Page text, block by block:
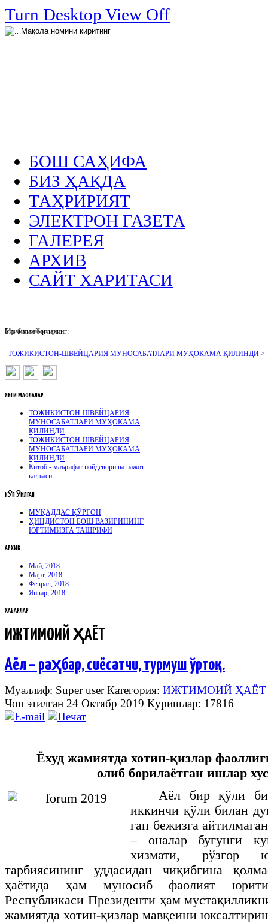
Turn Desktop View Off
.
БОШ САҲИФА
БИЗ ҲАҚДА
ТАҲРИРИЯТ
ЭЛЕКТРОН ГАЗЕТА
ГАЛЕРЕЯ
АРХИВ
САЙТ ХАРИТАСИ
Муҳим хабарлар :
ТОЖИКИСТОН-ШВЕЙЦАРИЯ МУНОСАБАТЛАРИ МУҲОКАМА ҚИЛИНДИ >
Биз билан боғланинг:
ЯНГИ МАҚОЛАЛАР
ТОЖИКИСТОН-ШВЕЙЦАРИЯ
МУНОСАБАТЛАРИ МУҲОКАМА
ҚИЛИНДИ
ТОЖИКИСТОН-ШВЕЙЦАРИЯ
МУНОСАБАТЛАРИ МУҲОКАМА
ҚИЛИНДИ
Китоб - маърифат пойдевори ва нажот
қалъаси
КӮП ӮҚИЛГАН
МУҚАДДАС ҚЎРҒОН
ҲИНДИСТОН БОШ ВАЗИРИНИНГ
ЮРТИМИЗГА ТАШРИФИ
АРХИВ
Май, 2018
Март, 2018
Феврал, 2018
Январ, 2018
ХАБАРЛАР
ИЖТИМОИЙ ҲАЁТ
Аёл – раҳбар, сиёсатчи, турмуш ўртоқ…
Муаллиф: Super userКатегория: ИЖТИМОИЙ ҲАЁТ
Чоп этилган 24 Октябр 2019 Кӯришлар: 17816
Ёхуд жамиятда хотин-қизлар
олиб борилаётган ишлар
Аёл бир қўли
иккинчи қўли билан
гап бежизга
– оналар бугунги
хизмати, рўзғор
тарбиясининг уддасидан чиқибгина
ҳаётида ҳам муносиб фаолият
Республикаси Президенти ҳам
жамиятда хотин-қизлар мавқеини